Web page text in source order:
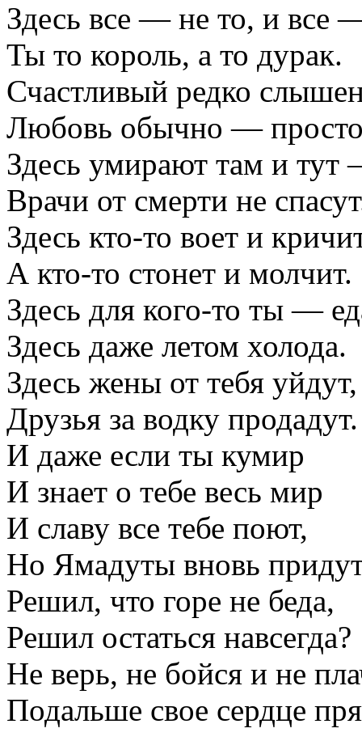
Здесь все — не то, и все
Ты то король, а то дурак.
Счастливый редко
Любовь обычно — просто
Здесь умирают там и тут
Врачи от смерти не
Здесь кто-то воет и
А кто-то стонет и молчит.
Здесь для кого-то ты —
Здесь даже летом холода.
Здесь жены от тебя уйдут,
Друзья за водку продадут.
И даже если ты кумир
И знает о тебе весь мир
И славу все тебе поют,
Но Ямадуты вновь
Решил, что горе не беда,
Решил остаться навсегда?
Не верь, не бойся и не
Подальше свое сердце